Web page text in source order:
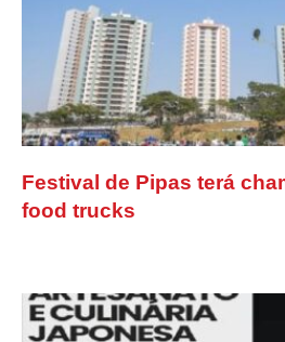
Festival de Pipas terá
food trucks